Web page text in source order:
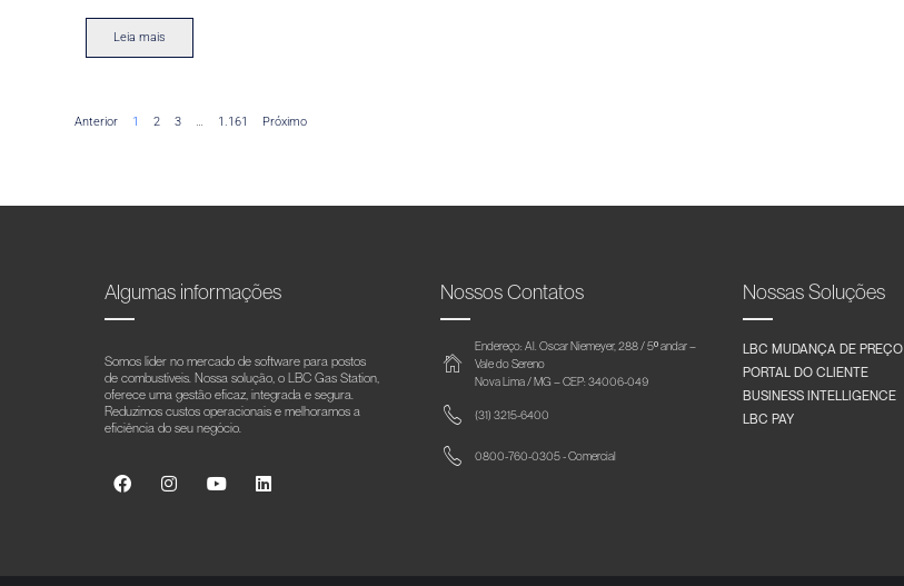
Leia mais
Anterior 1 2 3 … 1.161 Próximo
Algumas informações
Somos líder no mercado de software para postos
de combustíveis. Nossa solução, o LBC Gas Station,
oferece uma gestão eficaz, integrada e segura.
Reduzimos custos operacionais e melhoramos a
eficiência do seu negócio.
Nossos Contatos
Endereço: Al. Oscar Niemeyer, 288 / 5º andar –
Vale do Sereno
Nova Lima / MG – CEP: 34006-049
(31) 3215-6400
0800-760-0305 - Comercial
Nossas Soluções
LBC MUDANÇA DE PREÇO
PORTAL DO CLIENTE
BUSINESS INTELLIGENCE
LBC PAY